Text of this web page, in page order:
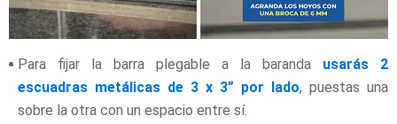
Para fijar la barra plegable a la baranda usarás 2
escuadras metálicas de 3 x 3” por lado, puestas una
sobre la otra con un espacio entre sí.